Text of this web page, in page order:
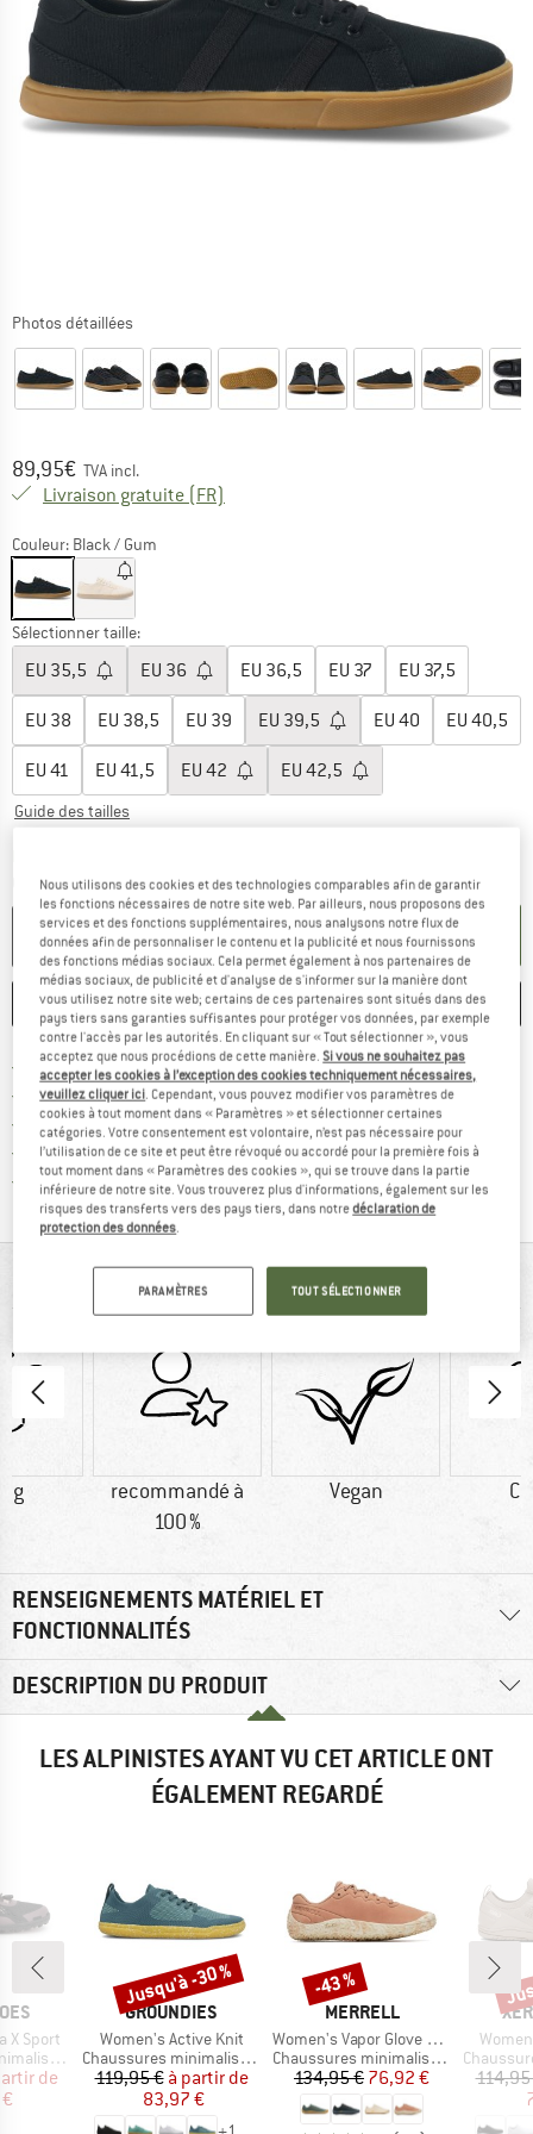
Photos détaillées
Prix:
89,95€ TVA incl.
Livraison gratuite (FR)
Couleur: Black / Gum
Sélectionner taille:
EU 35,5 EU 36 EU 36,5 EU 37 EU 37,5
EU 38 EU 38,5 EU 39 EU 39,5 EU 40 EU 40,5
EU 41 EU 41,5 EU 42 EU 42,5
Guide des tailles
Quantité:
AJOUTER AU PANIER
ENREGISTRER COMPARER
Livraison gratuite dès 69 € (FR)Trouve les infos sur la
Droit de retour de 100 joursTrouve les informations de
> 4 000 000 clients satisfaits
Tous les articles disponibles
Protection des acheteurs de Trusted ShopsTrouve toutes les
VUE D'ENSEMBLE
g
recommandé à
100 %
Vegan
RENSEIGNEMENTS MATÉRIEL ET
FONCTIONNALITÉS
DESCRIPTION DU PRODUIT
LES ALPINISTES AYANT VU CET ARTICLE ONT
ÉGALEMENT REGARDÉ
X Sport
réduit
de
MARQUE
GROUNDIES
Article
Women's Active Knit
Product group
Chaussures minimalistes
Prix
119,95 € Prix réduit
à partir de
83,97 €
Remise
Jusqu'à -30 %
MARQUE
MERRELL
Article
Women's Vapor Glove 6 Leather
Product group
Chaussures minimalistes
Prix
134,95 €Prix réduit
76,92 €
Remise
-43 %
Article
Product
Nous utilisons des cookies et des technologies comparables afin de garantir
les fonctions nécessaires de notre site web. Par ailleurs, nous proposons des
services et des fonctions supplémentaires, nous analysons notre flux de
données afin de personnaliser le contenu et la publicité et nous fournissons
des fonctions médias sociaux. Cela permet également à nos partenaires de
médias sociaux, de publicité et d'analyse de s'informer sur la manière dont
vous utilisez notre site web; certains de ces partenaires sont situés dans des
pays tiers sans garanties suffisantes pour protéger vos données, par exemple
contre l'accès par les autorités. En cliquant sur « Tout sélectionner », vous
acceptez que nous procédions de cette manière.Si vous ne souhaitez pas
accepter les cookies à l’exception des cookies techniquement nécessaires,
veuillez cliquer ici. Cependant, vous pouvez modifier vos paramètres de
cookies à tout moment dans « Paramètres » et sélectionner certaines
catégories. Votre consentement est volontaire, n’est pas nécessaire pour
l’utilisation de ce site et peut être révoqué ou accordé pour la première fois à
tout moment dans « Paramètres des cookies », qui se trouve dans la partie
inférieure de notre site. Vous trouverez plus d'informations, également sur les
risques des transferts vers des pays tiers, dans notredéclaration de
protection des données.
PARAMÈTRES TOUT SÉLECTIONNER